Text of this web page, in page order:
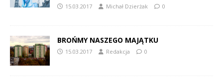
15.03.2017 Michał Dzierżak 0
BROŃMY NASZEGO MAJĄTKU
15.03.2017 Redakcja 0